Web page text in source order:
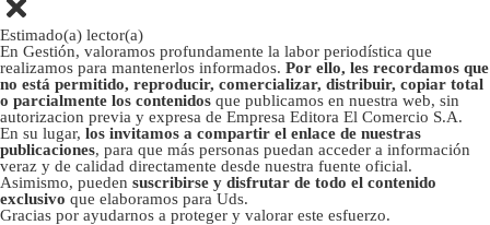
Estimado(a) lector(a)
En Gestión, valoramos profundamente la labor periodística que
realizamos para mantenerlos informados. Por ello, les recordamos que
no está permitido, reproducir, comercializar, distribuir, copiar total
o parcialmente los contenidos que publicamos en nuestra web, sin
autorizacion previa y expresa de Empresa Editora El Comercio S.A.
En su lugar, los invitamos a compartir el enlace de nuestras
publicaciones, para que más personas puedan acceder a información
veraz y de calidad directamente desde nuestra fuente oficial.
Asimismo, pueden suscribirse y disfrutar de todo el contenido
exclusivo que elaboramos para Uds.
Gracias por ayudarnos a proteger y valorar este esfuerzo.